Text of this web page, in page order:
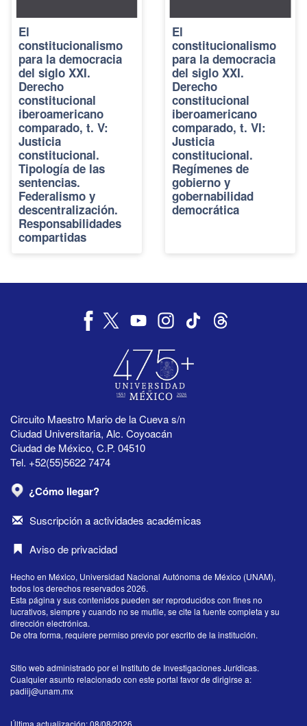
El
constitucionalismo
para la democracia
del siglo XXI.
Derecho
constitucional
iberoamericano
comparado, t. V:
Justicia
constitucional.
Tipología de las
sentencias.
Federalismo y
descentralización.
Responsabilidades
compartidas
El
constitucionalismo
para la democracia
del siglo XXI.
Derecho
constitucional
iberoamericano
comparado, t. VI:
Justicia
constitucional.
Regímenes de
gobierno y
gobernabilidad
democrática
Circuito Maestro Mario de la Cueva s/n
Ciudad Universitaria, Alc. Coyoacán
Ciudad de México, C.P. 04510
Tel. +52(55)5622 7474
¿Cómo llegar?
Suscripción a actividades académicas
Aviso de privacidad
Hecho en México, Universidad Nacional Autónoma de México (UNAM),
todos los derechos reservados 2026.
Esta página y sus contenidos pueden ser reproducidos con fines no
lucrativos, siempre y cuando no se mutile, se cite la fuente completa y su
dirección electrónica.
De otra forma, requiere permiso previo por escrito de la institución.
Sitio web administrado por el Instituto de Investigaciones Jurídicas.
Cualquier asunto relacionado con este portal favor de dirigirse a:
padiij@unam.mx
Última actualización: 08/08/2026